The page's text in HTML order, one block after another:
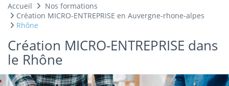
Accueil
Nos formations
Création MICRO-ENTREPRISE en Auvergne-rhone-alpes
Rhône
Création MICRO-ENTREPRISE dans
le Rhône